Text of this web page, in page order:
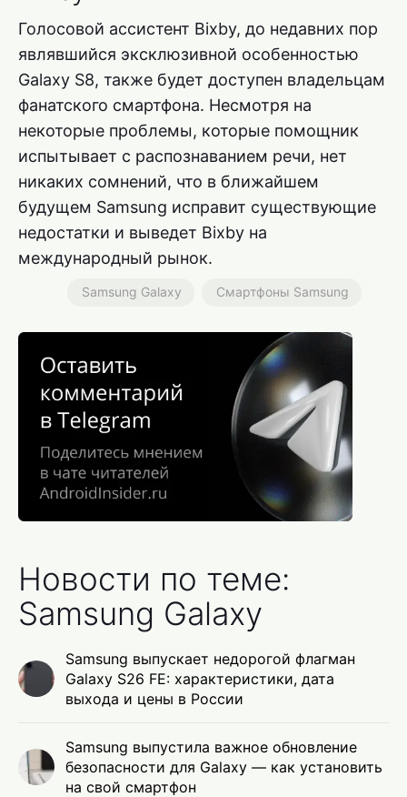
Голосовой ассистент Bixby, до недавних пор
являвшийся эксклюзивной особенностью
Galaxy S8, также будет доступен владельцам
фанатского смартфона. Несмотря на
некоторые проблемы, которые помощник
испытывает с распознаванием речи, нет
никаких сомнений, что в ближайшем
будущем Samsung исправит существующие
недостатки и выведет Bixby на
международный рынок.
Samsung Galaxy Смартфоны Samsung
Новости по теме:
Samsung Galaxy
Samsung выпускает недорогой флагман
Galaxy S26 FE: характеристики, дата
выхода и цены в России
Samsung выпустила важное обновление
безопасности для Galaxy — как установить
на свой смартфон